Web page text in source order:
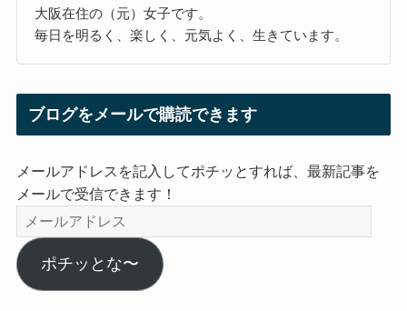
大阪在住の（元）女子です。
毎日を明るく、楽しく、元気よく、生きています。
ブログをメールで購読できます
メールアドレスを記入してポチッとすれば、最新記事を
メールで受信できます！
メ
ー
ル
ア
ポチッとな〜